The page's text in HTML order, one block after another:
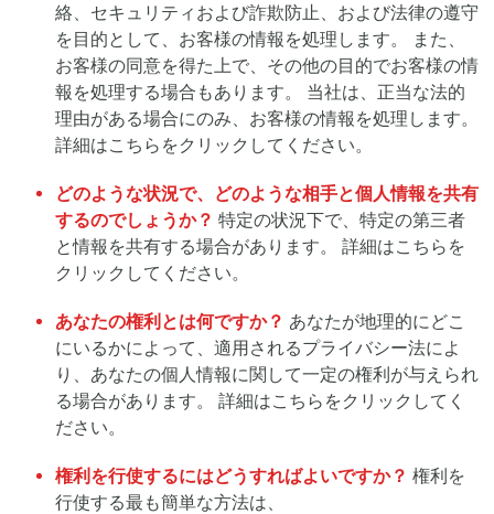
絡、セキュリティおよび詐欺防止、および法律の遵守
を目的として、お客様の情報を処理します。 また、
お客様の同意を得た上で、その他の目的でお客様の情
報を処理する場合もあります。 当社は、正当な法的
理由がある場合にのみ、お客様の情報を処理します。
詳細はこちらをクリックしてください。
どのような状況で、どのような相手と個人情報を共有
するのでしょうか？ 特定の状況下で、特定の第三者
と情報を共有する場合があります。 詳細はこちらを
クリックしてください。
あなたの権利とは何ですか？ あなたが地理的にどこ
にいるかによって、適用されるプライバシー法によ
り、あなたの個人情報に関して一定の権利が与えられ
る場合があります。 詳細はこちらをクリックしてく
ださい。
権利を行使するにはどうすればよいですか？ 権利を
行使する最も簡単な方法は、